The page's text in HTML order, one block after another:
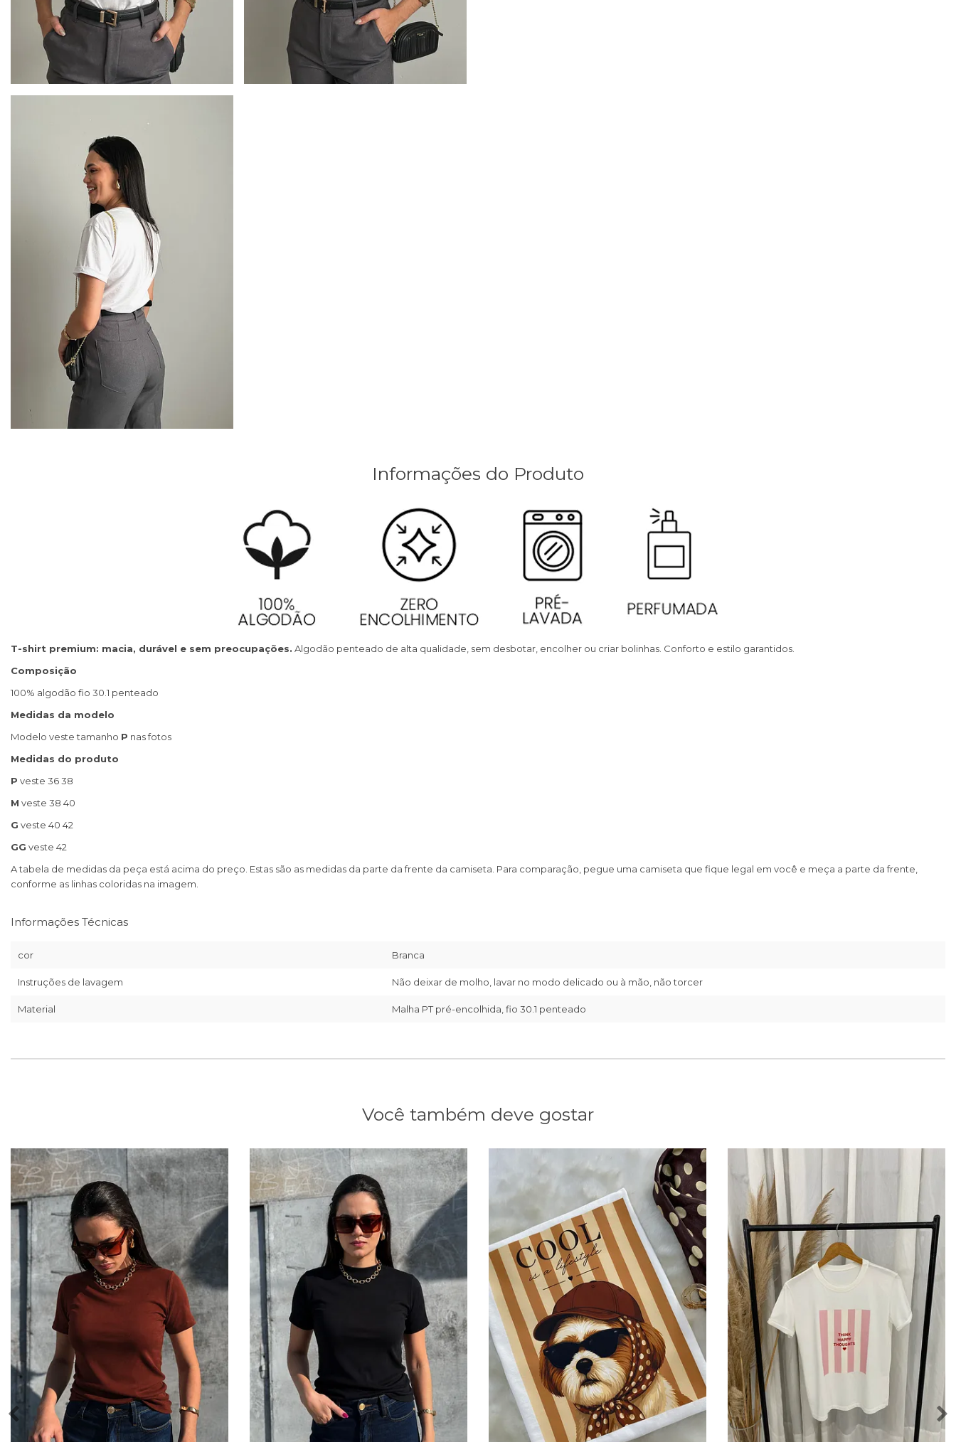
Informações do Produto
T-shirt premium: macia, durável e sem preocupações. Algodão penteado de alta qualidade, sem desbotar, encolher ou criar bolinhas. Conforto e estilo garantidos.
Composição
100% algodão fio 30.1 penteado
Medidas da modelo
Modelo veste tamanho P nas fotos
Medidas do produto
P veste 36 38
M veste 38 40
G veste 40 42
GG veste 42
A tabela de medidas da peça está acima do preço. Estas são as medidas da parte da frente da camiseta. Para comparação, pegue uma camiseta que fique legal em você e meça a parte da frente,
conforme as linhas coloridas na imagem.
Informações Técnicas
cor Branca
Instruções de lavagem Não deixar de molho, lavar no modo delicado ou à mão, não torcer
Material Malha PT pré-encolhida, fio 30.1 penteado
Você também deve gostar